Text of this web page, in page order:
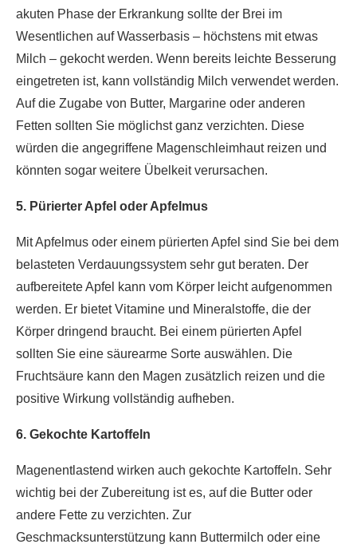
akuten Phase der Erkrankung sollte der Brei im
Wesentlichen auf Wasserbasis – höchstens mit etwas
Milch – gekocht werden. Wenn bereits leichte Besserung
eingetreten ist, kann vollständig Milch verwendet werden.
Auf die Zugabe von Butter, Margarine oder anderen
Fetten sollten Sie möglichst ganz verzichten. Diese
würden die angegriffene Magenschleimhaut reizen und
könnten sogar weitere Übelkeit verursachen.
5. Pürierter Apfel oder Apfelmus
Mit Apfelmus oder einem pürierten Apfel sind Sie bei dem
belasteten Verdauungssystem sehr gut beraten. Der
aufbereitete Apfel kann vom Körper leicht aufgenommen
werden. Er bietet Vitamine und Mineralstoffe, die der
Körper dringend braucht. Bei einem pürierten Apfel
sollten Sie eine säurearme Sorte auswählen. Die
Fruchtsäure kann den Magen zusätzlich reizen und die
positive Wirkung vollständig aufheben.
6. Gekochte Kartoffeln
Magenentlastend wirken auch gekochte Kartoffeln. Sehr
wichtig bei der Zubereitung ist es, auf die Butter oder
andere Fette zu verzichten. Zur
Geschmacksunterstützung kann Buttermilch oder eine